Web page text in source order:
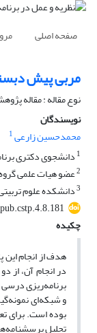
صفحه اصلی
مربی پیش
نوع مقاله : مقاله
نویسندگان
محمدحسین زارعی1
1 دانشجوی دکتری
2عضو هیات علمی
3دانشکده علوم
چکیده
هدف از انجام
در انجام آن،
بوده است. برای